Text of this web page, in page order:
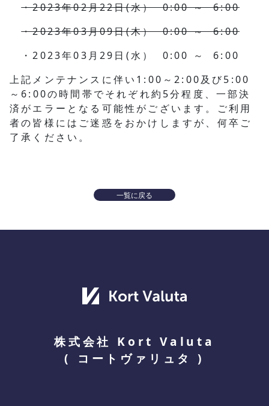
・2023年02月22日(水） 0:00 ～ 6:00
・2023年03月09日(木） 0:00 ～ 6:00
・2023年03月29日(水） 0:00 ～ 6:00
上記メンテナンスに伴い1:00～2:00及び5:00
～6:00の時間帯でそれぞれ約5分程度、一部決
済がエラーとなる可能性がございます。ご利用
者の皆様にはご迷惑をおかけしますが、何卒ご
了承ください。
一覧に戻る
株式会社 Kort Valuta
( コートヴァリュタ )